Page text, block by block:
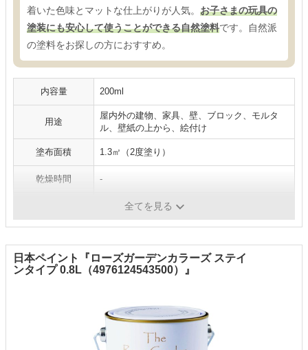
着いた色味とマットな仕上がりが人気。 お子さまの玩具の
塗装にも安心して使うことができる自然塗料です。自然派
の塗料をお探しの方におすすめ。
内容量 200ml
用途
屋内外の建物、家具、壁、ブロック、モルタ
ル、壁紙の上から、絵付け
塗布面積 1.3㎡（2度塗り）
乾燥時間 -
バターをつくった残りの乳性分、土、鉱物、水
全てを見る
日本ペイント『ローズガーデンカラーズ ステイ
ンタイプ 0.8L（4976124543500）』